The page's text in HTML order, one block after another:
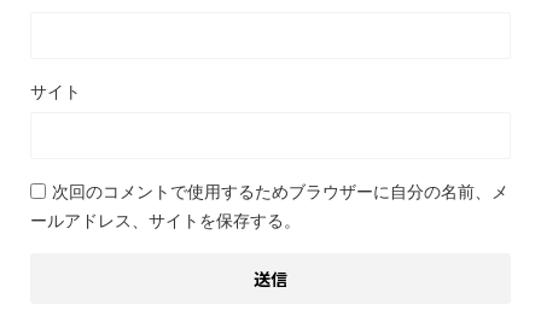
サイト
次回のコメントで使用するためブラウザーに自分の名前、メ
ールアドレス、サイトを保存する。